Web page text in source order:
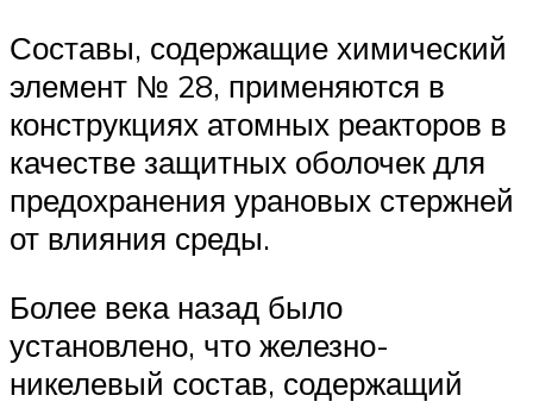
Составы, содержащие химический
элемент № 28, применяются в
конструкциях атомных реакторов в
качестве защитных оболочек для
предохранения урановых стержней
от влияния среды.
Более века назад было
установлено, что железно-
никелевый состав, содержащий